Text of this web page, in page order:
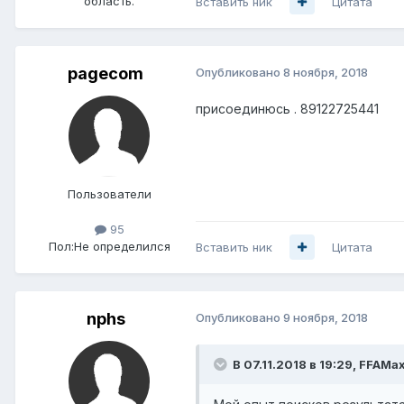
pagecom
Пользователи
95
Пол:Не определился
Опубликовано 8 ноября, 2018
присоединюсь . 89122725441
Вставить ник Цитата
nphs Опубликовано 9 ноября, 2018
В 07.11.2018 в 19:29, FFAMax